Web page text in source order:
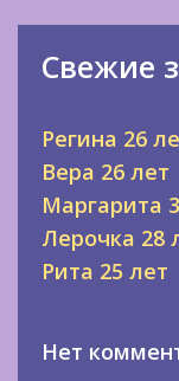
Свежие
Регина 26
Вера 26 лет
Маргарита
Лерочка 28
Рита 25 лет
Нет